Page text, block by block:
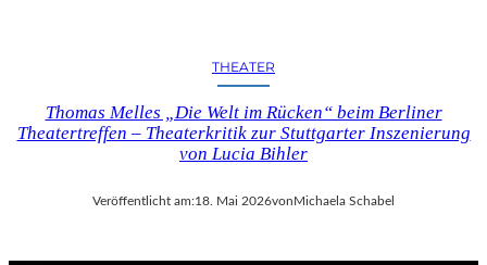
THEATER
Thomas Melles „Die Welt im Rücken“ beim Berliner
Theatertreffen – Theaterkritik zur Stuttgarter Inszenierung
von Lucia Bihler
Veröffentlicht am:18. Mai 2026von Michaela Schabel